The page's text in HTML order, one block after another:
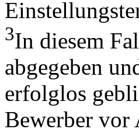
3In diesem
abgegeben
erfolglos
Bewerber vor